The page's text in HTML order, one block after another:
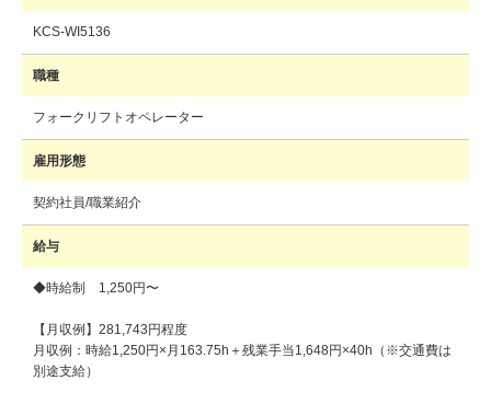
KCS-WI5136
職種
フォークリフトオペレーター
雇用形態
契約社員/職業紹介
給与
◆時給制 1,250円〜
【月収例】281,743円程度
月収例：時給1,250円×月163.75h＋残業手当1,648円×40h（※交通費は
別途支給）